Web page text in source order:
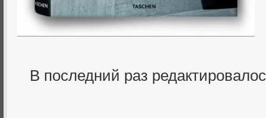
В последний раз